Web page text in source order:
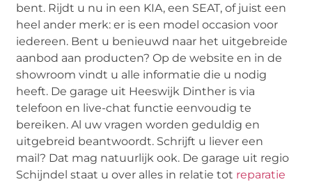
bent. Rijdt u nu in een KIA, een SEAT, of juist een
heel ander merk: er is een model occasion voor
iedereen. Bent u benieuwd naar het uitgebreide
aanbod aan producten? Op de website en in de
showroom vindt u alle informatie die u nodig
heeft. De garage uit Heeswijk Dinther is via
telefoon en live-chat functie eenvoudig te
bereiken. Al uw vragen worden geduldig en
uitgebreid beantwoordt. Schrijft u liever een
mail? Dat mag natuurlijk ook. De garage uit regio
Schijndel staat u over alles in relatie tot reparatie